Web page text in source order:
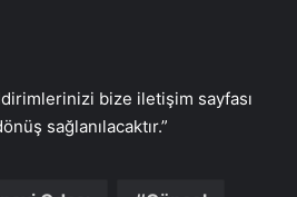
bize iletişim sayfası
sağlanılacaktır.”